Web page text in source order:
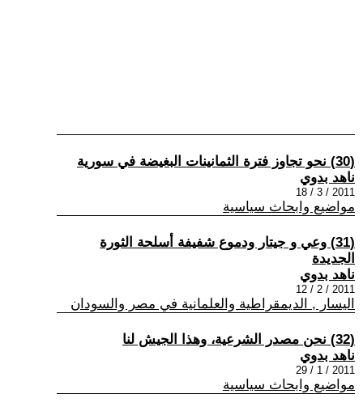
(30) نحو تجاوز فترة الثمانينات البغيضة في سورية
ناهد بدوي
2011 / 3 / 18
مواضيع وابحاث سياسية
(31) وعي و جيتار ودموع شفيفة أسلحة الثورة
الجديدة
ناهد بدوي
2011 / 2 / 12
اليسار , الديمقراطية والعلمانية في مصر والسودان
(32) نحن مصدر الشرعية، وهذا الجيش لنا
ناهد بدوي
2011 / 1 / 29
مواضيع وابحاث سياسية